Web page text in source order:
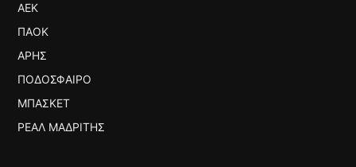
ΑΕΚ
ΠΑΟΚ
ΆΡΗΣ
ΠΟΔΌΣΦΑΙΡΟ
ΜΠΆΣΚΕΤ
ΡΕΆΛ ΜΑΔΡΊΤΗΣ